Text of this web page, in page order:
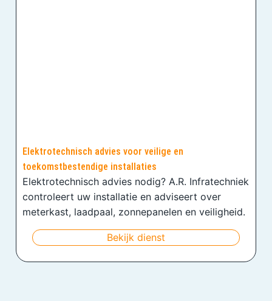
Elektrotechnisch advies voor veilige en
toekomstbestendige installaties
Elektrotechnisch advies nodig? A.R. Infratechniek
controleert uw installatie en adviseert over
meterkast, laadpaal, zonnepanelen en veiligheid.
Bekijk dienst